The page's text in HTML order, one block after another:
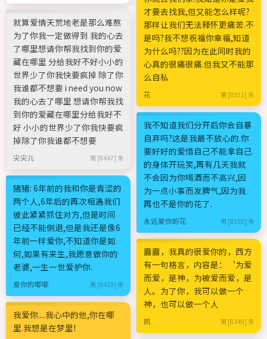
就算爱情天荒地老是那么难熬
为了你我一定做得到 我的心去
了哪里想请你帮我找到你的爱
藏在哪里 分给我好不好小小的
世界少了你我快要疯掉 除了你
我谁都不想要 i need you now
我的心去了哪里 想请你帮我找
到你的爱藏在哪里分给我好不
好 小小的世界少了你我快要疯
掉除了你我谁都不想要
尖尖儿 第 [8447] 条
猪猪: 6年前的我和你是青涩的
两个人,6年后的再次相遇我们
彼此紧紧抓住对方,但是时间
已经不能倒退,但是我还是像6
年前一样爱你,不知道你是如
何,如果有来生,我愿意做你的
老婆,一生一世爱护你.
爱你的嘟嘟 第 [8429] 条
我爱你....我心中的他,你在哪
里.我想是在梦里!
才要去找我,但又能怎么样呢?
那样让我们无法释怀更痛苦.不
是吗?我不想祝福你幸福,知道
为什么吗??因为在此同时我的
心真的很痛很痛.但我又不能那
么自私
花 第 [8351] 条
我不知道我们分开后你会自暴
自弃吗?这是我最不放心的.你
要好好的爱惜自己不能拿自己
的身体开玩笑,再有几天我就
不会因为你喝酒而不高兴,因
为一点小事而发脾气,因为我
再也不是你的花了.
永远爱你的花 第 [8350] 条
露露，我真的很爱你的，西方
有一句格言，内容是：‘为爱
而爱，是神，为被爱而爱，是
人。为了你，我可以做一个
神，也可以做一个人
凯 第 [8349] 条